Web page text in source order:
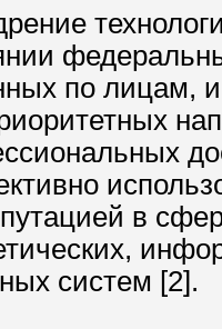
по лицам,
в
систем [2].